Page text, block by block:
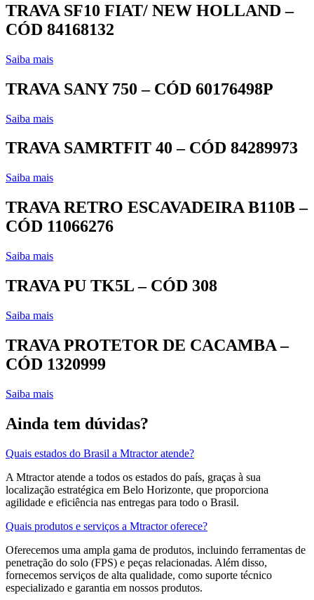
TRAVA SF10 FIAT/ NEW HOLLAND –
CÓD 84168132
Saiba mais
TRAVA SANY 750 – CÓD 60176498P
Saiba mais
TRAVA SAMRTFIT 40 – CÓD 84289973
Saiba mais
TRAVA RETRO ESCAVADEIRA B110B –
CÓD 11066276
Saiba mais
TRAVA PU TK5L – CÓD 308
Saiba mais
TRAVA PROTETOR DE CACAMBA –
CÓD 1320999
Saiba mais
Ainda tem dúvidas?
Quais estados do Brasil a Mtractor atende?
A Mtractor atende a todos os estados do país, graças à sua
localização estratégica em Belo Horizonte, que proporciona
agilidade e eficiência nas entregas para todo o Brasil.
Quais produtos e serviços a Mtractor oferece?
Oferecemos uma ampla gama de produtos, incluindo ferramentas de
penetração do solo (FPS) e peças relacionadas. Além disso,
fornecemos serviços de alta qualidade, como suporte técnico
especializado e garantia em nossos produtos.